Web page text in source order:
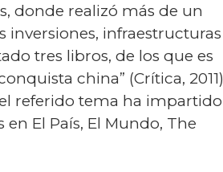
donde realizó más de un
inversiones, infraestructuras
tres libros, de los que es
china” (Crítica, 2011)
el referido tema ha impartido
El País, El Mundo, The